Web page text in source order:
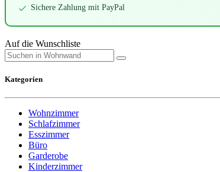
Sichere Zahlung mit PayPal
Auf die Wunschliste
Kategorien
Wohnzimmer
Schlafzimmer
Esszimmer
Büro
Garderobe
Kinderzimmer